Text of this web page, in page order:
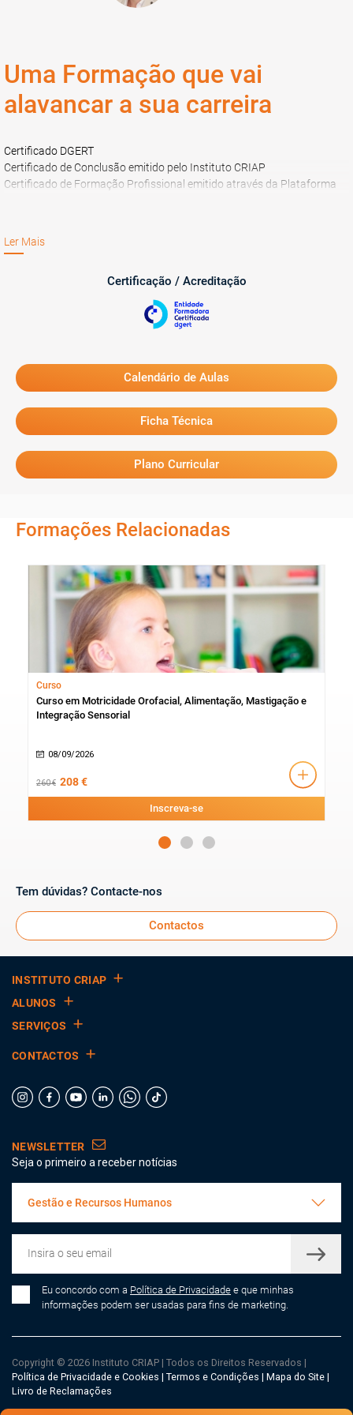
Uma Formação que vai
alavancar a sua carreira
Certificado DGERT
Certificado de Conclusão emitido pelo Instituto CRIAP
Certificado de Formação Profissional emitido através da Plataforma
Ler Mais
Certificação / Acreditação
Calendário de Aulas
Ficha Técnica
Plano Curricular
Formações Relacionadas
Curso
Curso em Motricidade Orofacial, Alimentação, Mastigação e
Integração Sensorial
08/09/2026
260 € 208 €
Inscreva-se
Tem dúvidas? Contacte-nos
Contactos
INSTITUTO CRIAP
ALUNOS
SERVIÇOS
CONTACTOS
NEWSLETTER
Seja o primeiro a receber notícias
Gestão e Recursos Humanos
Eu concordo com a Política de Privacidade e que minhas
informações podem ser usadas para fins de marketing.
Copyright © 2026 Instituto CRIAP | Todos os Direitos Reservados |
Política de Privacidade e Cookies | Termos e Condições | Mapa do Site |
Livro de Reclamações